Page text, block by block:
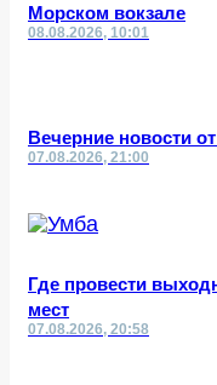
Морском вокзале
08.08.2026, 10:01
Вечерние новости от
07.08.2026, 21:00
Где провести
мест
07.08.2026, 20:58